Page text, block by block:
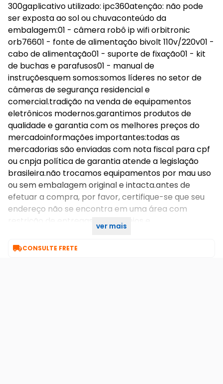
300gaplicativo utilizado: ipc360atenção: não pode
ser exposta ao sol ou chuvaconteúdo da
embalagem:01 - câmera robô ip wifi orbitronic
orb76601 - fonte de alimentação bivolt 110v/220v01 -
cabo de alimentação01 - suporte de fixação01 - kit
de buchas e parafusos01 - manual de
instruçõesquem somos:somos líderes no setor de
câmeras de segurança residencial e
comercial.tradição na venda de equipamentos
eletrônicos modernos.garantimos produtos de
qualidade e garantia com os melhores preços do
mercadoinformações importantes:todas as
mercadorias são enviadas com nota fiscal para cpf
ou cnpja política de garantia atende a legislação
brasileira.não trocamos equipamentos por mau uso
ou sem embalagem original e intacta.antes de
efetuar a compra, por favor, certifique-se que seu
endereço não se encontra em uma área com
restrição de entregas dos correios e
ver mais
CONSULTE FRETE